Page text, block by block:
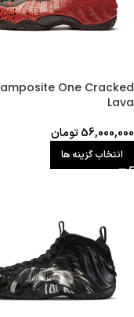
One Cracked
Lava
56,000,000تومان
انتخاب گزینه ها